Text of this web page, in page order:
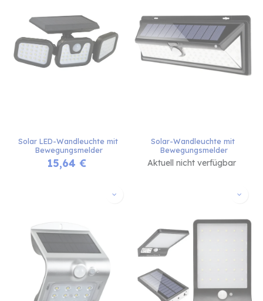
Solar LED-Wandleuchte mit
Bewegungsmelder
15,64 €
Solar-Wandleuchte mit
Bewegungsmelder
Aktuell nicht verfügbar